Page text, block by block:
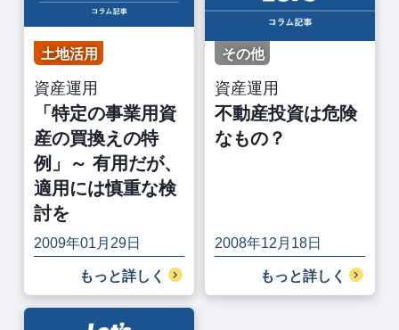
土地活用
資産運用
「特定の事業用資
産の買換えの特
例」～ 有用だが、
適用には慎重な検
討を
2009年01月29日
もっと詳しく
その他
資産運用
不動産投資は危険
なもの？
2008年12月18日
もっと詳しく